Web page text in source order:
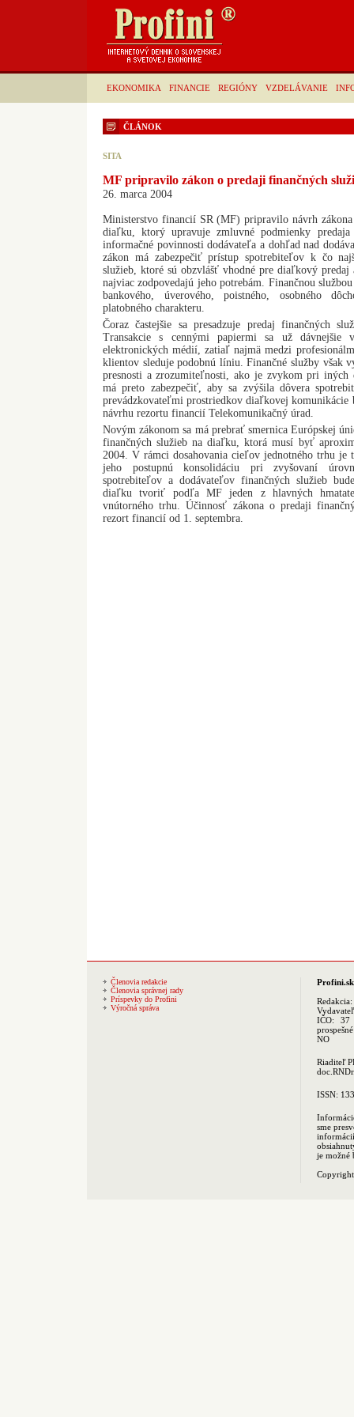
EKONOMIKA FINANCIE REGIÓNY VZDELÁVANIE
ČLÁNOK
SITA
MF pripravilo zákon o predaji finančných
26. marca 2004
Ministerstvo financií SR (MF) pripravilo návrh
diaľku, ktorý upravuje zmluvné podmienky
informačné povinnosti dodávateľa a dohľad nad
zákon má zabezpečiť prístup spotrebiteľov k čo
služieb, ktoré sú obzvlášť vhodné pre diaľkový
najviac zodpovedajú jeho potrebám. Finančnou
bankového, úverového, poistného, osobného
platobného charakteru.
Čoraz častejšie sa presadzuje predaj finančných
Transakcie s cennými papiermi sa už dávnejšie
elektronických médií, zatiaľ najmä medzi
klientov sleduje podobnú líniu. Finančné služby však
presnosti a zrozumiteľnosti, ako je zvykom pri iných
má preto zabezpečiť, aby sa zvýšila dôvera
prevádzkovateľmi prostriedkov diaľkovej
návrhu rezortu financií Telekomunikačný úrad.
Novým zákonom sa má prebrať smernica Európskej
finančných služieb na diaľku, ktorá musí byť
2004. V rámci dosahovania cieľov jednotného trhu je
jeho postupnú konsolidáciu pri zvyšovaní
spotrebiteľov a dodávateľov finančných služieb
diaľku tvoriť podľa MF jeden z hlavných
vnútorného trhu. Účinnosť zákona o predaji
rezort financií od 1. septembra.
Členovia redakcie
Členovia správnej rady
Príspevky do Profini
Výročná správa
Profini.sk
Redakcia:
IČO: 37
NO
Riaditeľ
ISSN:
sme
je možné